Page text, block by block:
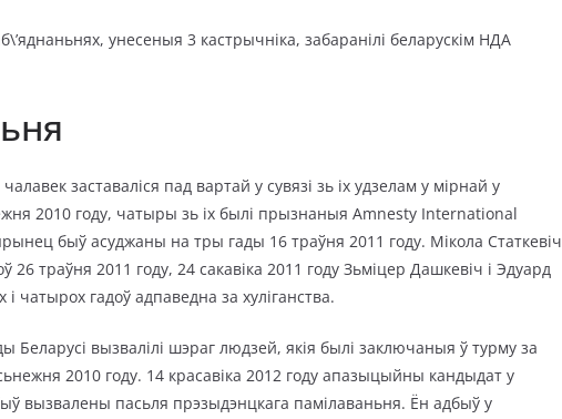
унесеныя 3 кастрычніка, забаранілі беларускім НДА
заставаліся пад вартай у сувязі зь іх удзелам у мірнай у
2010 году, чатыры зь іх былі прызнаныя Amnesty International
быў асуджаны на тры гады 16 траўня 2011 году. Мікола Статкевіч
траўня 2011 году, 24 сакавіка 2011 году Зьміцер Дашкевіч і Эдуард
чатырох гадоў адпаведна за хуліганства.
Беларусі вызвалілі шэраг людзей, якія былі заключаныя ў турму за
2010 году. 14 красавіка 2012 году апазыцыйны кандыдат у
вызвалены пасьля прэзыдэнцкага памілаваньня. Ён адбыў у